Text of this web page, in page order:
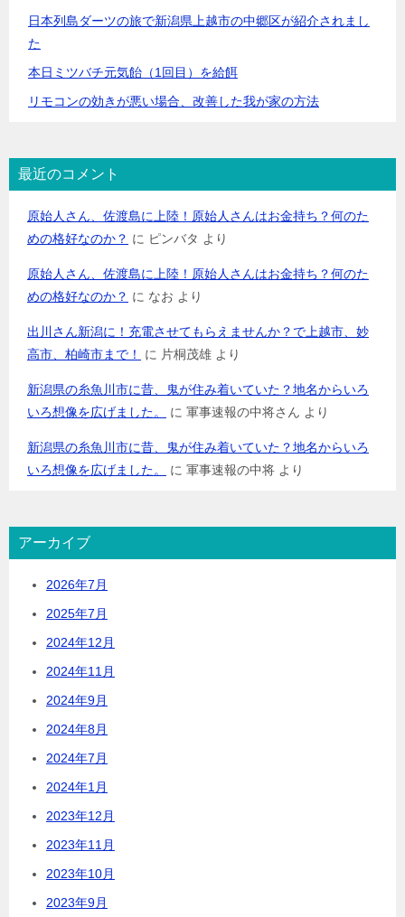
日本列島ダーツの旅で新潟県上越市の中郷区が紹介されまし
た
本日ミツバチ元気飴（1回目）を給餌
リモコンの効きが悪い場合、改善した我が家の方法
最近のコメント
原始人さん、佐渡島に上陸！原始人さんはお金持ち？何のた
めの格好なのか？ に ピンバタ より
原始人さん、佐渡島に上陸！原始人さんはお金持ち？何のた
めの格好なのか？ に なお より
出川さん新潟に！充電させてもらえませんか？で上越市、妙
高市、柏崎市まで！
に 片桐茂雄 より
新潟県の糸魚川市に昔、鬼が住み着いていた？地名からいろ
いろ想像を広げました。
に 軍事速報の中将さん より
新潟県の糸魚川市に昔、鬼が住み着いていた？地名からいろ
いろ想像を広げました。
に 軍事速報の中将 より
アーカイブ
2026年7月
2025年7月
2024年12月
2024年11月
2024年9月
2024年8月
2024年7月
2024年1月
2023年12月
2023年11月
2023年10月
2023年9月